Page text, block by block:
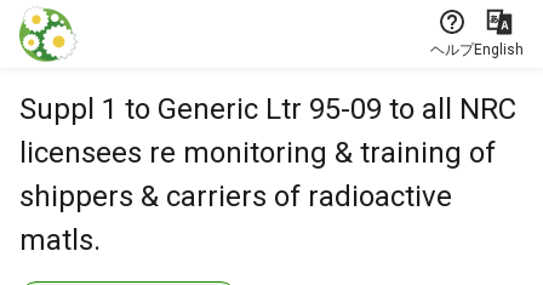
本文に飛ぶ
ヘルプEnglish
Suppl 1 to Generic Ltr 95-09 to all NRC
licensees re monitoring & training of
shippers & carriers of radioactive
matls.